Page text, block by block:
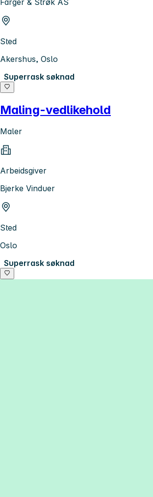
Farger & Strøk AS
Sted
Akershus, Oslo
Superrask søknad
Maling-vedlikehold
Maler
Arbeidsgiver
Bjerke Vinduer
Sted
Oslo
Superrask søknad